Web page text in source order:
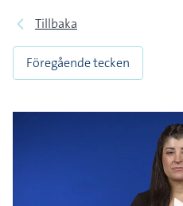
Tillbaka
Föregående tecken